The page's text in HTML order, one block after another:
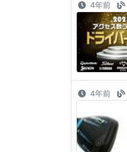
4年前
4年前